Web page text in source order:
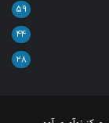
۵۹
۴۴
۲۸